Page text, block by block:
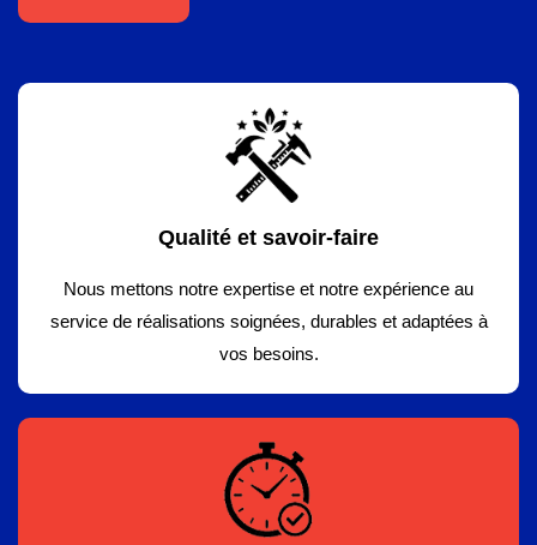
Qualité et savoir-faire
Nous mettons notre expertise et notre expérience au
service de réalisations soignées, durables et adaptées à
vos besoins.